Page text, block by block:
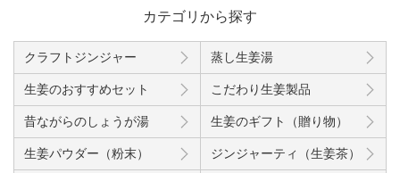
カテゴリから探す
クラフトジンジャー 蒸し生姜湯
生姜のおすすめセット こだわり生姜製品
昔ながらのしょうが湯 生姜のギフト（贈り物）
生姜パウダー（粉末） ジンジャーティ（生姜茶）